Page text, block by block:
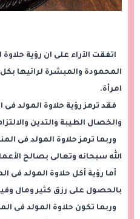
اتفقت الآراء على ان رؤية
المحمودة والمبشرة لرائيها بكل
امرأة.
فقد ترمز رؤية حلاوة المولد فى
والخصال الطيبة والتدين
وربما ترمز حلاوة المولد فى
الله سبحانه وتعالى بصالح
أما رؤية أكل حلاوة المولد فى
بالحصول على رزق كثير ومال
وربما تكون حلاوة المولد فى